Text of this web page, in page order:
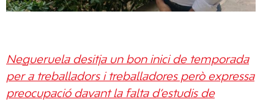
Negueruela desitja un bon inici de temporada
per a treballadors i treballadores però expressa
preocupació davant la falta d’estudis de